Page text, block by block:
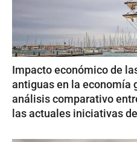
Impacto económico de
antiguas en la economía
análisis comparativo
las actuales iniciativas